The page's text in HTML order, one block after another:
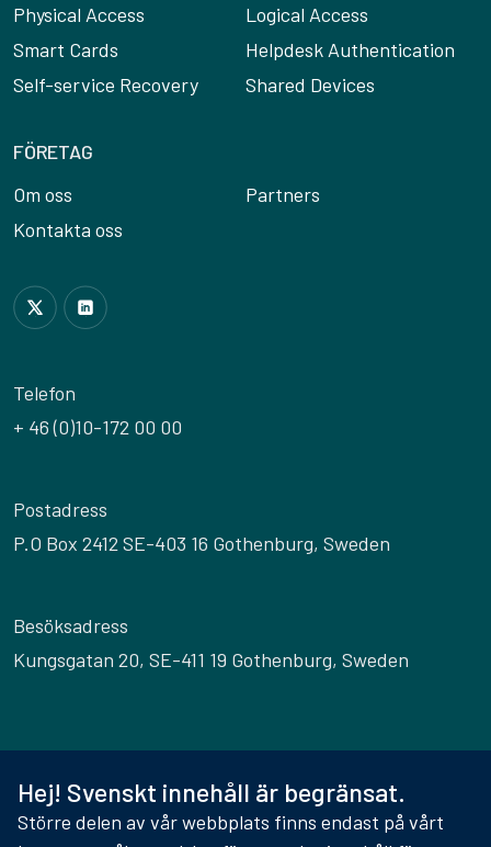
Physical Access
Logical Access
Smart Cards
Helpdesk Authentication
Self-service Recovery
Shared Devices
FÖRETAG
Om oss
Partners
Kontakta oss
Telefon
+ 46 (0)10-172 00 00
Postadress
P.O Box 2412 SE-403 16 Gothenburg, Sweden
Besöksadress
Kungsgatan 20, SE-411 19 Gothenburg, Sweden
Terms
Hej! Svenskt innehåll är begränsat.
Större delen av vår webbplats finns endast på vårt